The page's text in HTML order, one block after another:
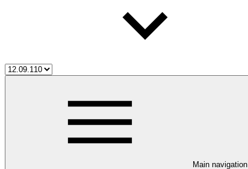
Main navigation